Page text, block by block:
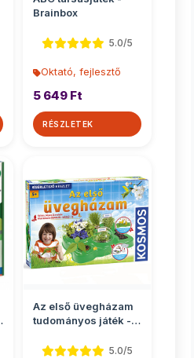
Brainbox
5.0/5
Oktató, fejlesztő
5 649 Ft
RÉSZLETEK
Az első üvegházam
tudományos játék -
5.0/5